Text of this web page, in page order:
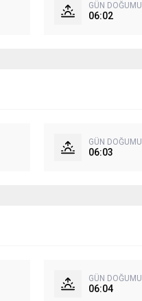
GÜN DOĞUMU
06:02
GÜN DOĞUMU
06:03
GÜN DOĞUMU
06:04